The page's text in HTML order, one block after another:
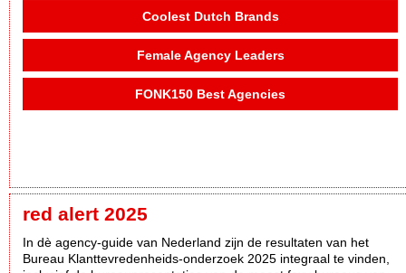
Coolest Dutch Brands
Female Agency Leaders
FONK150 Best Agencies
red alert 2025
In dè agency-guide van Nederland zijn de resultaten van het
Bureau Klanttevredenheids-onderzoek 2025 integraal te vinden,